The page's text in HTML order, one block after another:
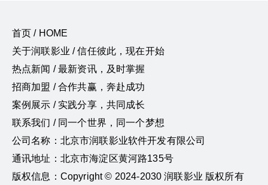
首页 / HOME
关于润联影业 / 信任彼此，现在开始
热点新闻 / 最新资讯，及时掌握
招商加盟 / 合作共赢，奔赴成功
案例展示 / 实践分享，共同成长
联系我们 / 同一个世界，同一个梦想
公司名称：北京市润联影业软件开发有限公司
通讯地址：北京市海淀区黄河路135号
版权信息：Copyright © 2024-2030 润联影业 版权所有